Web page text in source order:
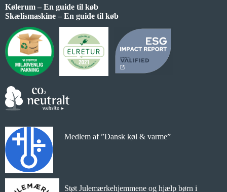
Kølerum – En guide til køb
Skælismaskine – En guide til køb
Medlem af ”Dansk køl & varme”
Støt Julemærkehjemmene og hjælp børn i